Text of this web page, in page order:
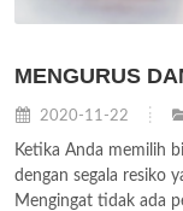
MENGURUS
2020-11-22
Ketika Anda memilih
dengan segala resiko
Mengingat tidak ada